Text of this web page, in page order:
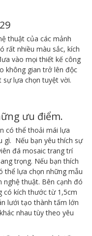
thuật của các mảnh
rất nhiều màu sắc, kích
vào mọi thiết kế công
không gian trở lên độc
lựa chọn tuyệt vời.
ưu điểm.
có thể thoải mái lựa
gì. Nếu bạn yêu thích sự
đá mosaic trang trí
trọng. Nếu bạn thích
thể lựa chọn những mẫu
thuật. Bên cạnh đó
có kích thước từ 1,5cm
lưới tạo thành tấm lớn
nhau tùy theo yêu